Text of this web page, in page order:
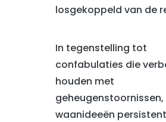
losgekoppeld van de
In tegenstelling tot
confabulaties die
houden met
geheugenstoornissen,
waanideeën